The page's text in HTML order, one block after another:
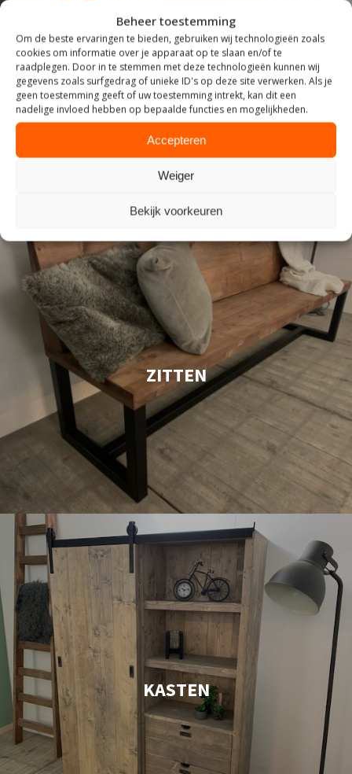
Beheer toestemming
Om de beste ervaringen te bieden, gebruiken wij technologieën zoals
cookies om informatie over je apparaat op te slaan en/of te
raadplegen. Door in te stemmen met deze technologieën kunnen wij
gegevens zoals surfgedrag of unieke ID's op deze site verwerken. Als je
geen toestemming geeft of uw toestemming intrekt, kan dit een
nadelige invloed hebben op bepaalde functies en mogelijkheden.
Accepteren
Weiger
Bekijk voorkeuren
INDUSTRIEEL
ZITTEN
KASTEN